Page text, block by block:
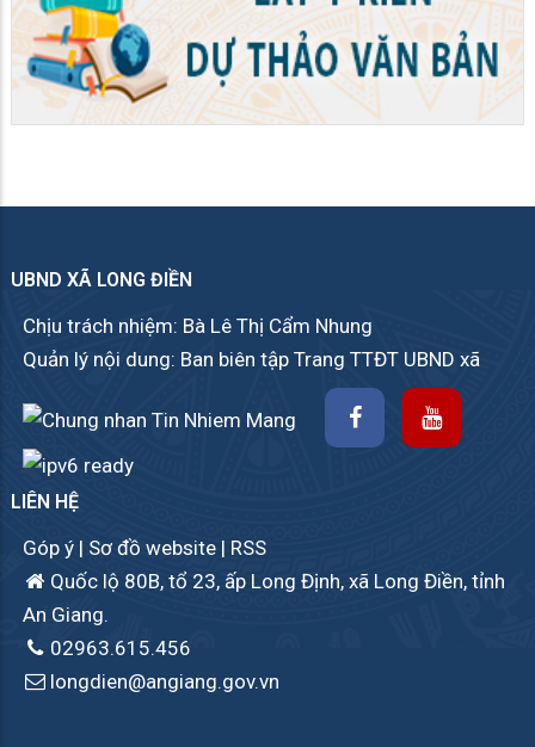
UBND XÃ LONG ĐIỀN
Chịu trách nhiệm: Bà Lê Thị Cẩm Nhung
Quản lý nội dung: Ban biên tập Trang TTĐT UBND xã
LIÊN HỆ
Góp ý | Sơ đồ website | RSS
Quốc lộ 80B, tổ 23, ấp Long Định, xã Long Điền, tỉnh
An Giang.
02963.615.456
longdien@angiang.gov.vn